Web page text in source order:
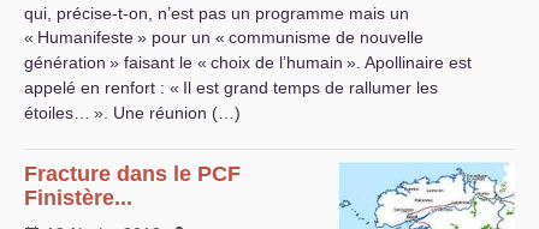
qui, précise-t-on, n’est pas un programme mais un
« Humanifeste» pour un « communisme de nouvelle
génération » faisant le « choix de l’humain ». Apollinaire est
appelé en renfort : « Il est grand temps de rallumer les
étoiles…
». Une réunion (…)
Fracture dans le PCF
Finistère...